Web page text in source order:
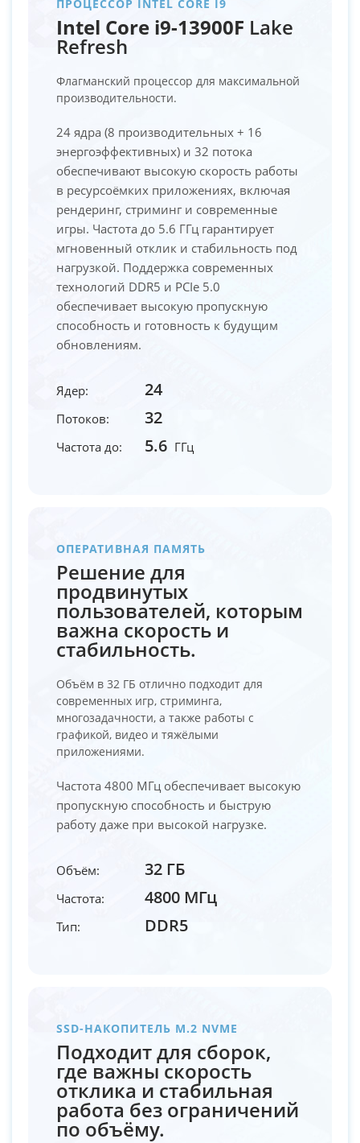
ПРОЦЕССОР INTEL CORE I9
Intel Core i9-13900F Lake
Refresh
Флагманский процессор для максимальной
производительности.
24 ядра (8 производительных + 16
энергоэффективных) и 32 потока
обеспечивают высокую скорость работы
в ресурсоёмких приложениях, включая
рендеринг, стриминг и современные
игры. Частота до 5.6 ГГц гарантирует
мгновенный отклик и стабильность под
нагрузкой. Поддержка современных
технологий DDR5 и PCIe 5.0
обеспечивает высокую пропускную
способность и готовность к будущим
обновлениям.
Ядер: 24
Потоков: 32
Частота до: 5.6 ГГц
ОПЕРАТИВНАЯ ПАМЯТЬ
Решение для
продвинутых
пользователей, которым
важна скорость и
стабильность.
Объём в 32 ГБ отлично подходит для
современных игр, стриминга,
многозадачности, а также работы с
графикой, видео и тяжёлыми
приложениями.
Частота 4800 МГц обеспечивает высокую
пропускную способность и быструю
работу даже при высокой нагрузке.
Объём: 32 ГБ
Частота: 4800 МГц
Тип: DDR5
SSD-НАКОПИТЕЛЬ M.2 NVME
Подходит для сборок,
где важны скорость
отклика и стабильная
работа без ограничений
по объёму.